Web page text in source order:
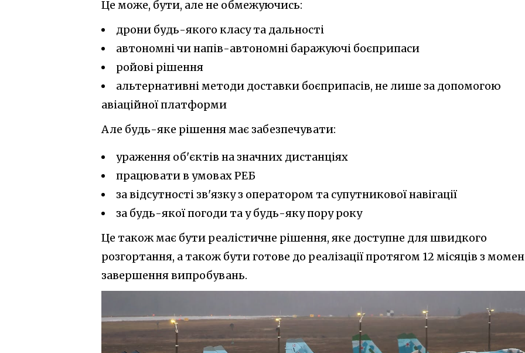
Це може, бути, але не обмежуючись:
дрони будь-якого класу та дальності
автономні чи напів-автономні баражуючі боєприпаси
ройові рішення
альтернативні методи доставки боєприпасів, не лише за допомогою
авіаційної платформи
Але будь-яке рішення має забезпечувати:
ураження об'єктів на значних дистанціях
працювати в умовах РЕБ
за відсутності зв'язку з оператором та супутникової навігації
за будь-якої погоди та у будь-яку пору року
Це також має бути реалістичне рішення, яке доступне для швидкого
розгортання, а також бути готове до реалізації протягом 12 місяців з
завершення випробувань.